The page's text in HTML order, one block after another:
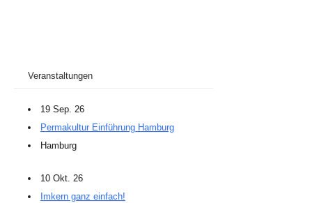
Veranstaltungen
19 Sep. 26
Permakultur Einführung Hamburg
Hamburg
10 Okt. 26
Imkern ganz einfach!